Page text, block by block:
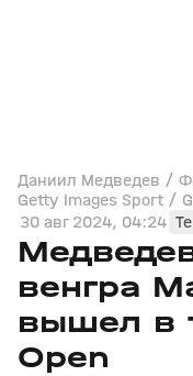
Даниил Медведев /
Getty Images Sport /
30 авг 2024, 04:24
венгра
вышел в
Open